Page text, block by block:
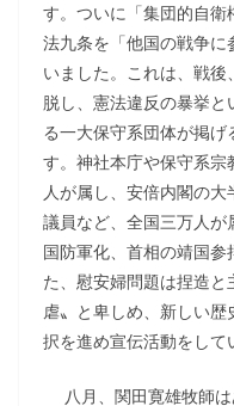
す。ついに「集団的自
法九条を「他国の戦争
いました。これは、戦
脱し、憲法違反の暴挙
る一大保守系団体が掲
す。神社本庁や保守系
人が属し、安倍内閣の
議員など、全国三万人
国防軍化、首相の靖国
た、慰安婦問題は捏造
虐〟と卑しめ、新しい
択を進め宣伝活動をして
八月、関田寛雄牧師は